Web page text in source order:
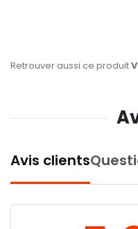
Retrouver aussi ce produit
Avis clients